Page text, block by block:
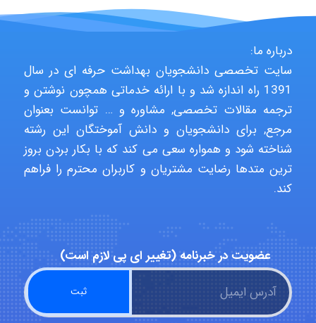
fatima
Jafar Tym
aghajari vahid
Alirez0990
hosein abdolvand
درباره ما:
سایت تخصصی دانشجویان بهداشت حرفه ای در سال
1391 راه اندازه شد و با ارائه خدماتی همچون نوشتن و
ترجمه مقالات تخصصی, مشاوره و … توانست بعنوان
مرجع, برای دانشجویان و دانش آموختگان این رشته
شناخته شود و همواره سعی می کند که با بکار بردن بروز
ترین متدها رضایت مشتریان و کاربران محترم را فراهم
کند.
عضویت در خبرنامه (تغییر ای پی لازم است)